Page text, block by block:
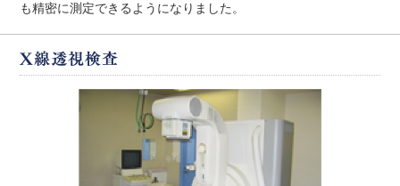
も精密に測定できるようになりました。